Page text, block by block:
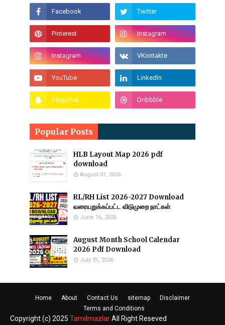
Popular Posts
HLB Layout Map 2026 pdf
download
August 01, 2026
RL/RH List 2026-2027 Download
வரையறுக்கப்பட்ட விடுமுறை நாட்கள்
June 16, 2026
August Month School Calendar
2026 Pdf Download
July 31, 2026
Home About Contact Us sitemap
Disclaimer
Terms and Conditions
Copyright (c) 2025 TamilmazlarAll Right Reseved